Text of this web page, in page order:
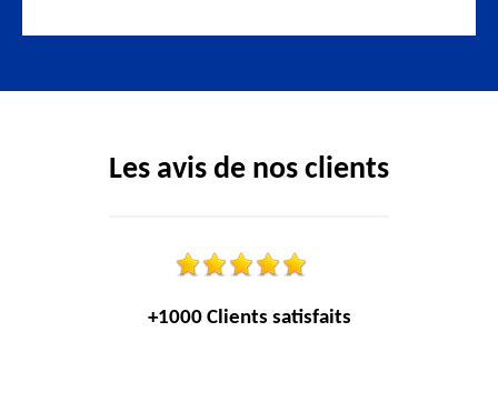
Les avis de nos clients
+1000 Clients satisfaits